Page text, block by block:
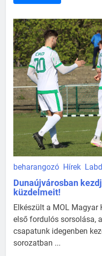
beharangozó Hírek
Dunaújvárosban
küzdelmeit!
Elkészült a MOL Magyar
első fordulós sorsolása,
csapatunk idegenben
sorozatban ...